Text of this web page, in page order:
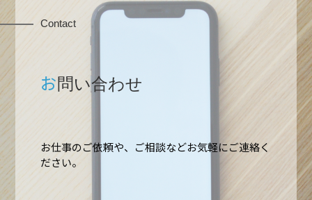
業務内容
高所作業・ロープアクセス
難所・高所・狭所エアコン工事
施工実績
Contact
お問い合わせ
お仕事のご依頼や、ご相談などお気軽にご連絡く
ださい。